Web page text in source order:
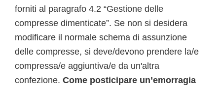
forniti al paragrafo 4.2 “Gestione delle
compresse dimenticate”. Se non si desidera
modificare il normale schema di assunzione
delle compresse, si deve/devono prendere la/e
compressa/e aggiuntiva/e da un'altra
confezione. Come posticipare un’emorragia